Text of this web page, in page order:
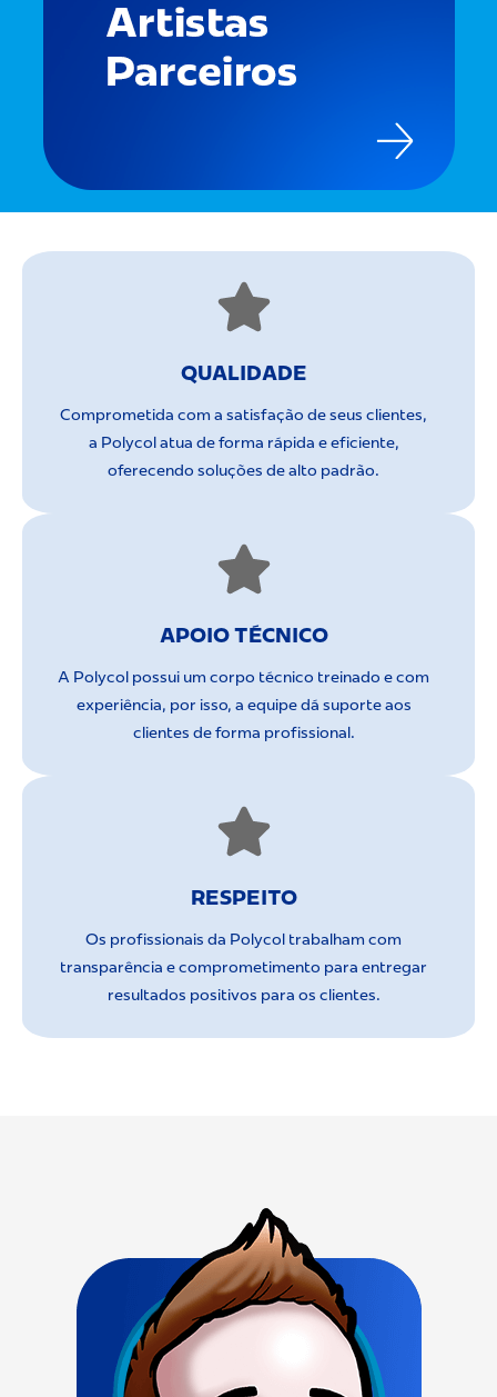
QUALIDADE
Comprometida com a satisfação de seus clientes,
a Polycol atua de forma rápida e eficiente,
oferecendo soluções de alto padrão.
APOIO TÉCNICO
A Polycol possui um corpo técnico treinado e com
experiência, por isso, a equipe dá suporte aos
clientes de forma profissional.
RESPEITO
Os profissionais da Polycol trabalham com
transparência e comprometimento para entregar
resultados positivos para os clientes.